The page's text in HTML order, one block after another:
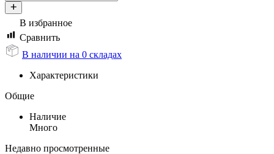
В избранное
Сравнить
В наличии на 0 складах
Характеристики
Общие
Наличие
Много
Недавно просмотренные